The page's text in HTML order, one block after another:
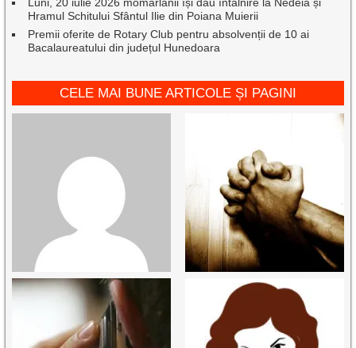
Hramul Schitului Sfântul Ilie din Poiana Muierii
Premii oferite de Rotary Club pentru absolvenții de 10 ai
Bacalaureatului din județul Hunedoara
CELE MAI BUNE ARTICOLE ȘI PAGINI